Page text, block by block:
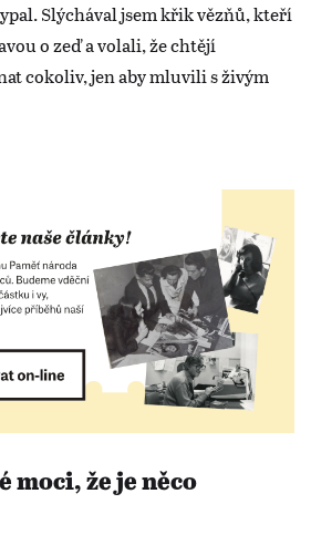
Slýchával jsem křik vězňů, kteří
o zeď a volali, že chtějí
cokoliv, jen aby mluvili s živým
moci, že je něco